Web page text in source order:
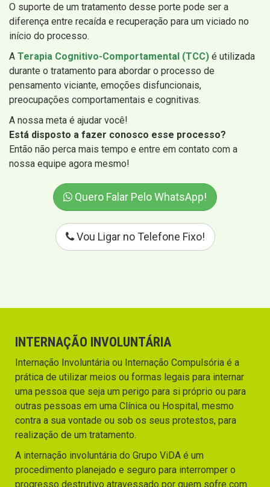
O suporte de um tratamento desse porte pode ser a
diferença entre recaída e recuperação para um viciado no
início do processo.
A Terapia Cognitivo-Comportamental (TCC) é utilizada
durante o tratamento para abordar o processo de
pensamento viciante, emoções disfuncionais,
preocupações comportamentais e cognitivas.
A nossa meta é ajudar você!
Está disposto a fazer conosco esse processo?
Então não perca mais tempo e entre em contato com a
nossa equipe agora mesmo!
Quero Falar Pelo WhatsApp!
Vou Ligar no Telefone Fixo!
INTERNAÇÃO INVOLUNTÁRIA
Internação Involuntária ou Internação Compulsória é a
prática de utilizar meios ou formas legais para internar
uma pessoa que seja um perigo para si próprio ou para
outras pessoas em uma Clínica ou Hospital, mesmo
contra a sua vontade ou sob os seus protestos, para
realização de um tratamento.
A internação involuntária do Grupo ViDA é um
procedimento planejado e seguro para interromper o
progresso destrutivo atravessado por quem sofre com